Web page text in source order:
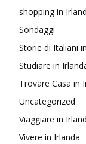
shopping in
Sondaggi
Storie di Italiani
Studiare in
Trovare Casa in
Uncategorized
Viaggiare in
Vivere in Irlanda